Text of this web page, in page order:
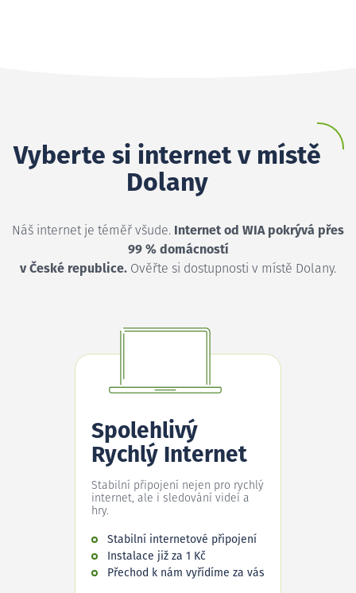
Vyberte si internet v místě
Dolany
Náš internet je téměř všude. Internet od WIA pokrývá přes
99 % domácností
v České republice. Ověřte si dostupnosti v místě Dolany.
Spolehlivý
Rychlý Internet
Stabilní připojení nejen pro rychlý
internet, ale i sledování videí a
hry.
Stabilní internetové připojení
Instalace již za 1 Kč
Přechod k nám vyřídíme za vás